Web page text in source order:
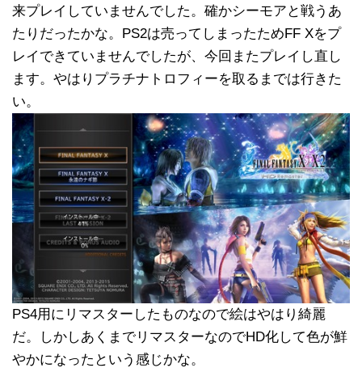
来プレイしていませんでした。確かシーモアと戦うあ
たりだったかな。PS2は売ってしまったためFF Xをプ
レイできていませんでしたが、今回またプレイし直し
ます。やはりプラチナトロフィーを取るまでは行きた
い。
PS4用にリマスターしたものなので絵はやはり綺麗
だ。しかしあくまでリマスターなのでHD化して色が鮮
やかになったという感じかな。